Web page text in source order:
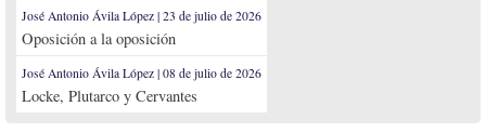
José Antonio Ávila López | 23 de julio de 2026
Oposición a la oposición
José Antonio Ávila López | 08 de julio de 2026
Locke, Plutarco y Cervantes